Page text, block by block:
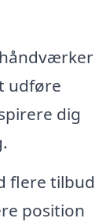
udføre
dig
flere tilbud
position